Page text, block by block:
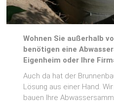
Wohnen Sie außerhalb
benötigen eine
Eigenheim oder Ihre
Auch da hat der
Lösung aus einer Hand.
bauen Ihre